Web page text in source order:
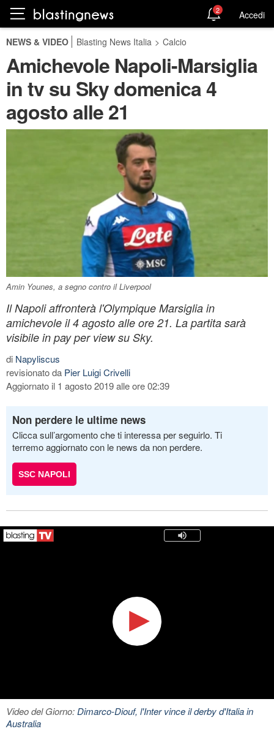
2 Accedi
NEWS & VIDEO Blasting News Italia > Calcio
Amichevole Napoli-Marsiglia
in tv su Sky domenica 4
agosto alle 21
Amin Younes, a segno contro il Liverpool
Il Napoli affronterà l'Olympique Marsiglia in
amichevole il 4 agosto alle ore 21. La partita sarà
visibile in pay per view su Sky.
di Napyliscus
revisionato da Pier Luigi Crivelli
Aggiornato il 1 agosto 2019 alle ore 02:39
Non perdere le ultime news
Clicca sull’argomento che ti interessa per seguirlo. Ti
terremo aggiornato con le news da non perdere.
SSC NAPOLI
Video del Giorno:Dimarco-Diouf, l'Inter vince il derby d'Italia in
Australia